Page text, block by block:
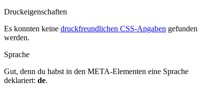
Druckeigenschaften
Es konnten keine druckfreundlichen CSS-Angaben gefunden
werden.
Sprache
Gut, denn du habst in den META-Elementen eine Sprache
deklariert: de.